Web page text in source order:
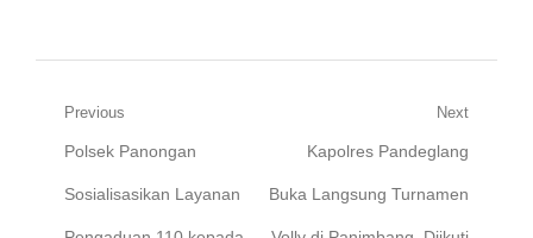
Navigasi
pos
Previous
Previous
post:
Polsek Panongan
Sosialisasikan Layanan
Next
Next
post:
Kapolres Pandeglang
Buka Langsung Turnamen